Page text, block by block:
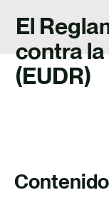
RECURSOS
TALENTO
CONTACTO
El
contra
(EUDR)